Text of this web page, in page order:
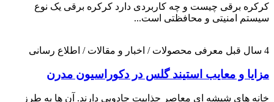
کرکره برقی چیست و چه کاربردی دارد کرکره برقی یک نوع
سیستم امنیتی و محافظتی است...
4 سال قبل معرفی محصولات / اخبار و مقالات / اطلاع رسانی
مزایا و معایب استیند گلس در دکوراسیون مدرن
خانه های شیشه ای معاصر جذابیت جادویی دارند. آن ها به طرز